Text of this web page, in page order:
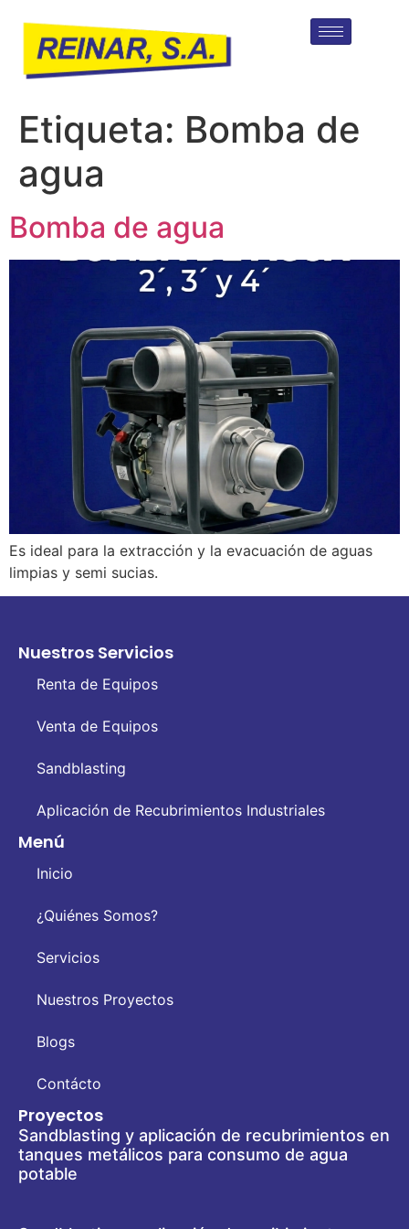
Etiqueta: Bomba de
agua
Bomba de agua
Es ideal para la extracción y la evacuación de aguas
limpias y semi sucias.
Nuestros Servicios
Renta de Equipos
Venta de Equipos
Sandblasting
Aplicación de Recubrimientos Industriales
Menú
Inicio
¿Quiénes Somos?
Servicios
Nuestros Proyectos
Blogs
Contácto
Proyectos
Sandblasting y aplicación de recubrimientos en
tanques metálicos para consumo de agua
potable